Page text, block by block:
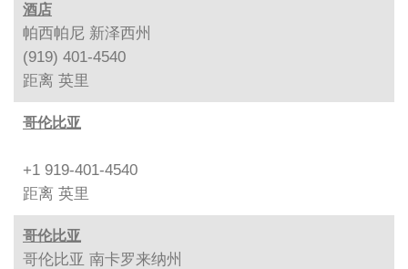
酒店
帕西帕尼 新泽西州
(919) 401-4540
距离 英里
哥伦比亚
+1 919-401-4540
距离 英里
哥伦比亚
哥伦比亚 南卡罗来纳州